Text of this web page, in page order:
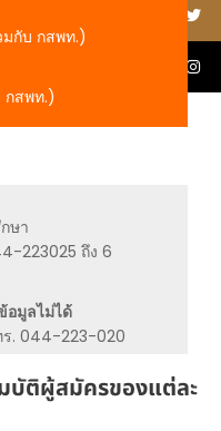
กับ กสพท.)
กสพท.)
ษา
223025 ถึง 6
อมูลไม่ได้
ร. 044-223-020
ติผู้สมัครของแต่ละ